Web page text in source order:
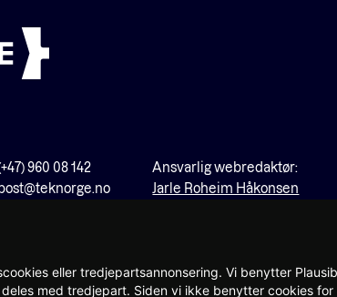
960 08 142
Ansvarlig webredaktør:
Jarle Roheim Håkonsen
eller tredjepartsannonsering. Vi benytter
med tredjepart. Siden vi ikke benytter cookies